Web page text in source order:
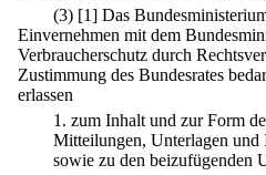
(3) [1] Das
Einvernehmen mit dem
Verbraucherschutz durch
Zustimmung des Bundesrates
erlassen
1. zum Inhalt und zur Form
Mitteilungen, Unterlagen und
sowie zu den beizufügenden